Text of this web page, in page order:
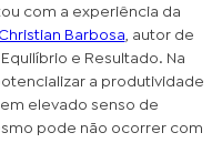
com a experiência da
Christian Barbosa , autor de
Equilíbrio e Resultado. Na
a produtividade
elevado senso de
pode não ocorrer com